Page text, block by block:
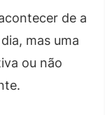
de a
mas uma
ou não